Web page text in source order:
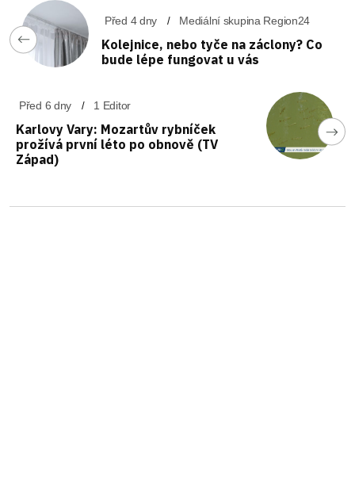
Před 4 dny Mediální skupina Region24
Kolejnice, nebo tyče na záclony? Co
bude lépe fungovat u vás
Před 6 dny 1 Editor
Karlovy Vary: Mozartův rybníček
prožívá první léto po obnově (TV
Západ)